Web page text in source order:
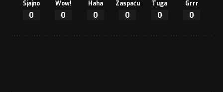
Sjajno
0
Wow!
0
Haha
0
Zaspaću
0
Tuga
0
Grrr
0